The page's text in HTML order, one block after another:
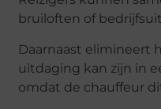
bruiloften of
Daarnaast elimineert
uitdaging kan zijn in
omdat de chauffeur